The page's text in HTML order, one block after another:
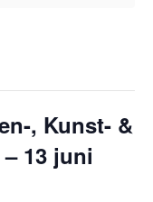
, Kunst- &
13 juni